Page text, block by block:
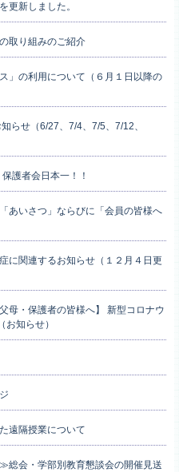
新しました。
取り組みのご紹介
の利用について（６月１日以降の
らせ（6/27、7/4、7/5、7/12、
護者会日本一！！
いさつ」ならびに「会員の皆様へ
関連するお知らせ（１２月４日更
・保護者の皆様へ】 新型コロナウ
知らせ）
遠隔授業について
会・学部別教育懇談会の開催見送